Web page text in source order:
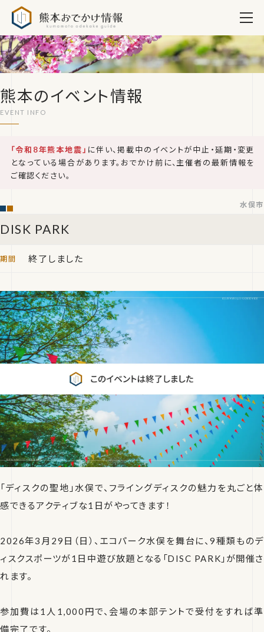
熊本のイベント情報
「令和8年熊本地震」 に伴い、掲載中のイベントが中止・延期・変更
となっている場合があります。おでかけ前に、主催者の最新情報を
ご確認ください。
DISK PARK
水俣市
終了しました
「ディスクの聖地」水俣で、フライングディスクの魅力を丸ごと体
感できるアクティブな1日がやってきます！
2026年3月29日（日）、エコパーク水俣を舞台に、9種類ものデ
ィスクスポーツが1日中遊び放題となる「DISC PARK」が開催さ
れます。
参加費は1人1,000円で、会場の本部テントで受付をすれば準
備完了です。